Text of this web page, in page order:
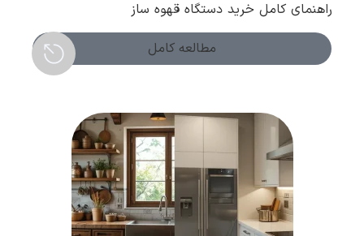
راهنمای کامل خرید دستگاه قهوه ساز
مطالعه کامل